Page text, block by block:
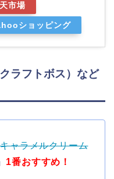
市場
ショッピング
ラフトボス）など
ャラメルクリーム
1番おすすめ！